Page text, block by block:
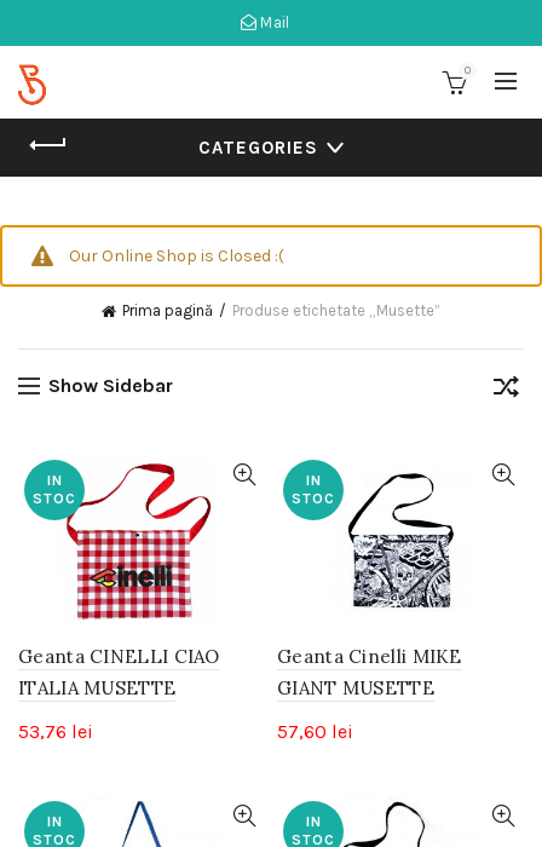
Mail
0
CATEGORIES
Our Online Shop is Closed :(
Prima pagină Produse etichetate „Musette”
Show Sidebar
IN
STOC
Geanta CINELLI CIAO
ITALIA MUSETTE
53,76 lei
IN
STOC
Geanta Cinelli MIKE
GIANT MUSETTE
57,60 lei
IN
STOC
IN
STOC